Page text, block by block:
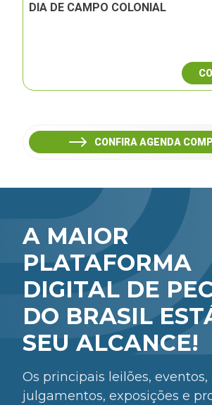
DIA DE CAMPO COLONIAL
CONFIRA AGENDA
A MAIOR
PLATAFORMA
DIGITAL DE
DO BRASIL
SEU ALCANCE!
Os principais leilões, eventos,
julgamentos, exposições e